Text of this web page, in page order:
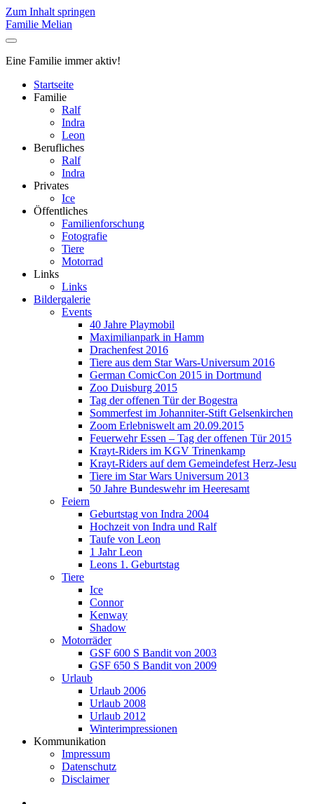
Zum Inhalt springen
Familie Melian
Eine Familie immer aktiv!
Startseite
Familie
Ralf
Indra
Leon
Berufliches
Ralf
Indra
Privates
Ice
Öffentliches
Familienforschung
Fotografie
Tiere
Motorrad
Links
Links
Bildergalerie
Events
40 Jahre Playmobil
Maximilianpark in Hamm
Drachenfest 2016
Tiere aus dem Star Wars-Universum 2016
German ComicCon 2015 in Dortmund
Zoo Duisburg 2015
Tag der offenen Tür der Bogestra
Sommerfest im Johanniter-Stift Gelsenkirchen
Zoom Erlebniswelt am 20.09.2015
Feuerwehr Essen – Tag der offenen Tür 2015
Krayt-Riders im KGV Trinenkamp
Krayt-Riders auf dem Gemeindefest Herz-Jesu
Tiere im Star Wars Universum 2013
50 Jahre Bundeswehr im Heeresamt
Feiern
Geburtstag von Indra 2004
Hochzeit von Indra und Ralf
Taufe von Leon
1 Jahr Leon
Leons 1. Geburtstag
Tiere
Ice
Connor
Kenway
Shadow
Motorräder
GSF 600 S Bandit von 2003
GSF 650 S Bandit von 2009
Urlaub
Urlaub 2006
Urlaub 2008
Urlaub 2012
Winterimpressionen
Kommunikation
Impressum
Datenschutz
Disclaimer